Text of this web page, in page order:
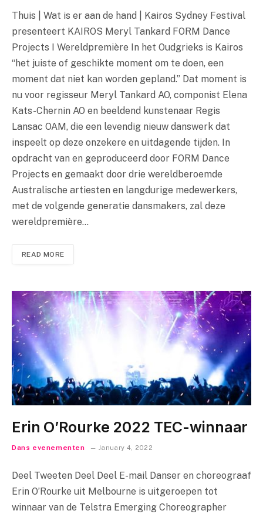
Thuis | Wat is er aan de hand | Kairos Sydney Festival
presenteert KAIROS Meryl Tankard FORM Dance
Projects I Wereldpremière In het Oudgrieks is Kairos
“het juiste of geschikte moment om te doen, een
moment dat niet kan worden gepland.” Dat moment is
nu voor regisseur Meryl Tankard AO, componist Elena
Kats-Chernin AO en beeldend kunstenaar Regis
Lansac OAM, die een levendig nieuw danswerk dat
inspeelt op deze onzekere en uitdagende tijden. In
opdracht van en geproduceerd door FORM Dance
Projects en gemaakt door drie wereldberoemde
Australische artiesten en langdurige medewerkers,
met de volgende generatie dansmakers, zal deze
wereldpremière…
READ MORE
Erin O’Rourke 2022 TEC-winnaar
Dans evenementen January 4, 2022
Deel Tweeten Deel Deel E-mail Danser en choreograaf
Erin O’Rourke uit Melbourne is uitgeroepen tot
winnaar van de Telstra Emerging Choreographer